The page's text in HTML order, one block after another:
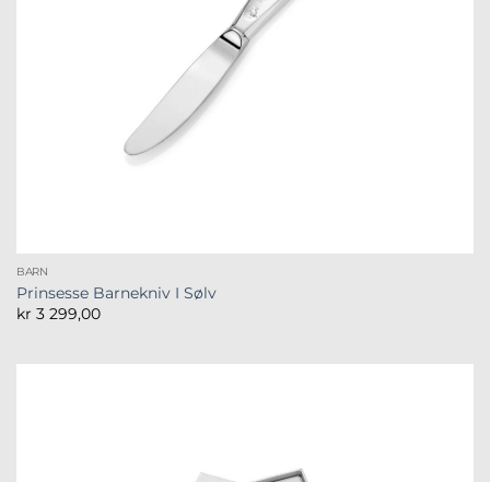
BARN
Prinsesse Barnekniv I Sølv
kr 3 299,00